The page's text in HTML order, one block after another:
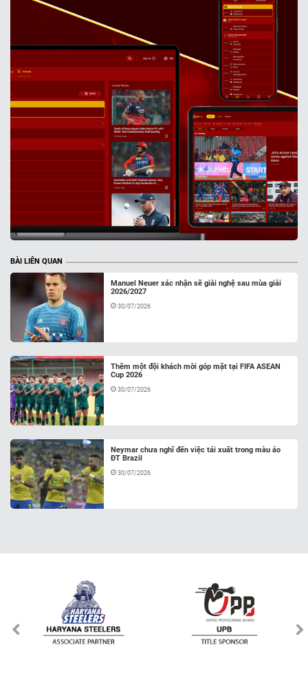
BÀI LIÊN QUAN
Manuel Neuer xác nhận sẽ giải nghệ sau mùa giải
2026/2027
30/07/2026
Thêm một đội khách mời góp mặt tại FIFA ASEAN
Cup 2026
30/07/2026
Neymar chưa nghĩ đến việc tái xuất trong màu áo
ĐT Brazil
30/07/2026